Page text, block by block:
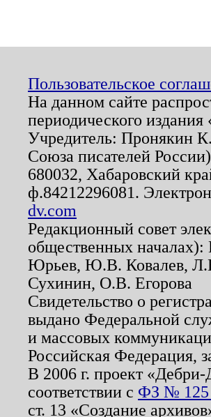
Пользовательское
На данном сайте
периодического
Учредитель: Пронякин
Союза писателей
680032, Хабаровский
ф.84212296081.
dv.com
Редакционный совет
общественных
Юрьев, Ю.В. Ковалев,
Сухинин, О.В. Егорова
Свидетельство о
выдано Федеральной
и массовых
Российская Федерация,
В 2006 г. проект
соответствии с ФЗ № 125
ст. 13 «Создание